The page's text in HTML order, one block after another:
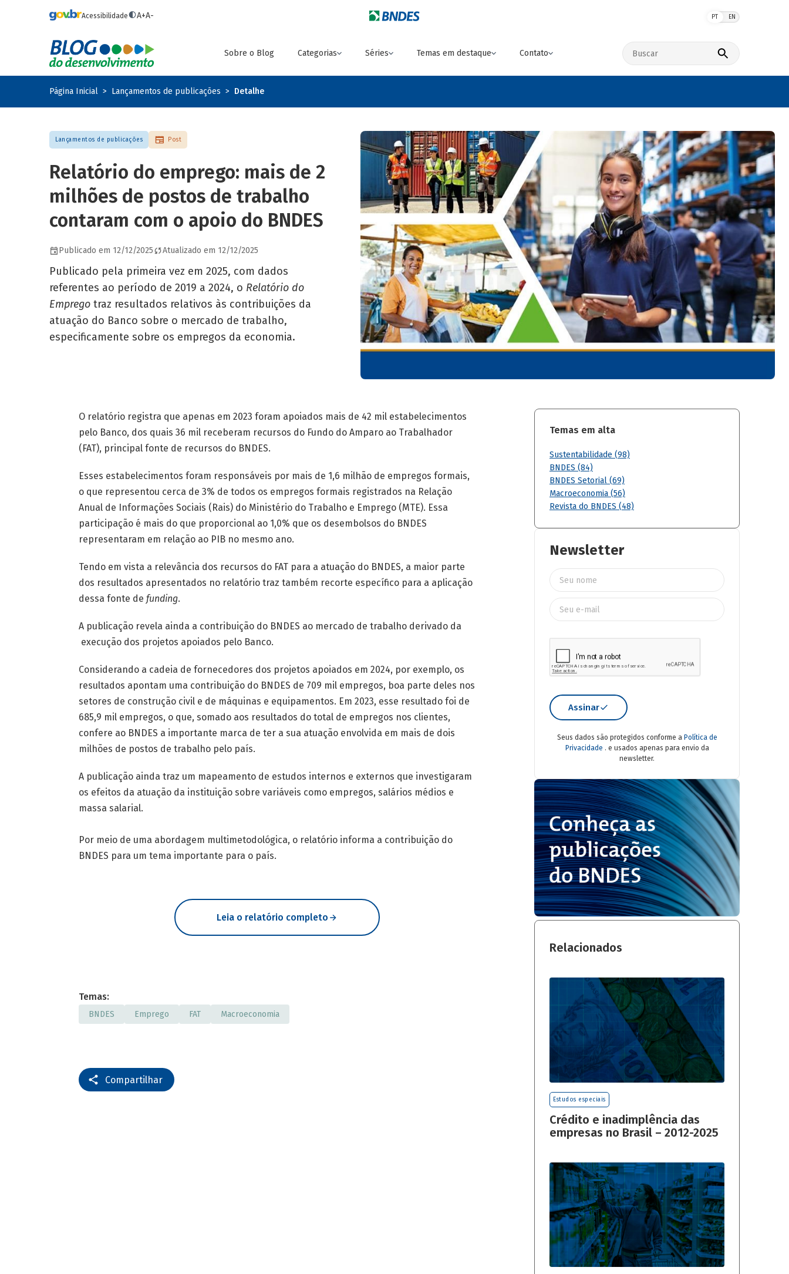
Acessibilidade A+A- PT EN
Sobre o Blog Categorias Séries Temas em destaque Contato
Buscar no site
Página Inicial Lançamentos de publicações Detalhe
Lançamentos de publicações Post
Relatório do emprego: mais de 2
milhões de postos de trabalho
contaram com o apoio do BNDES
Publicado em 12/12/2025 Atualizado em 12/12/2025
Publicado pela primeira vez em 2025, com dados
referentes ao período de 2019 a 2024, o Relatório do
Emprego traz resultados relativos às contribuições da
atuação do Banco sobre o mercado de trabalho,
especificamente sobre os empregos da economia.
O relatório registra que apenas em 2023 foram apoiados mais de 42 mil estabelecimentos
pelo Banco, dos quais 36 mil receberam recursos do Fundo do Amparo ao Trabalhador
(FAT), principal fonte de recursos do BNDES.
Esses estabelecimentos foram responsáveis por mais de 1,6 milhão de empregos formais,
o que representou cerca de 3% de todos os empregos formais registrados na Relação
Anual de Informações Sociais (Rais) do Ministério do Trabalho e Emprego (MTE). Essa
participação é mais do que proporcional ao 1,0% que os desembolsos do BNDES
representaram em relação ao PIB no mesmo ano.
Tendo em vista a relevância dos recursos do FAT para a atuação do BNDES, a maior parte
dos resultados apresentados no relatório traz também recorte específico para a aplicação
dessa fonte de funding.
A publicação revela ainda a contribuição do BNDES ao mercado de trabalho derivado da
execução dos projetos apoiados pelo Banco.
Considerando a cadeia de fornecedores dos projetos apoiados em 2024, por exemplo, os
resultados apontam uma contribuição do BNDES de 709 mil empregos, boa parte deles nos
setores de construção civil e de máquinas e equipamentos. Em 2023, esse resultado foi de
685,9 mil empregos, o que, somado aos resultados do total de empregos nos clientes,
confere ao BNDES a importante marca de ter a sua atuação envolvida em mais de dois
milhões de postos de trabalho pelo país.
A publicação ainda traz um mapeamento de estudos internos e externos que investigaram
os efeitos da atuação da instituição sobre variáveis como empregos, salários médios e
massa salarial.
Por meio de uma abordagem multimetodológica, o relatório informa a contribuição do
BNDES para um tema importante para o país.
Leia o relatório completo
Temas:
BNDES Emprego FAT Macroeconomia
Compartilhar
Temas em alta
Sustentabilidade (98)
BNDES (84)
BNDES Setorial (69)
Macroeconomia (56)
Revista do BNDES (48)
Newsletter
Assinar
Seus dados são protegidos conforme a Política de
Privacidade . e usados apenas para envio da
newsletter.
Relacionados
Estudos especiais
Crédito e inadimplência das
empresas no Brasil – 2012-2025